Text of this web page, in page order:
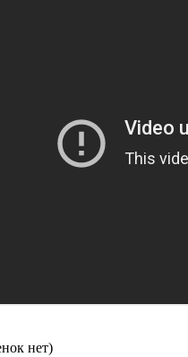
нет)